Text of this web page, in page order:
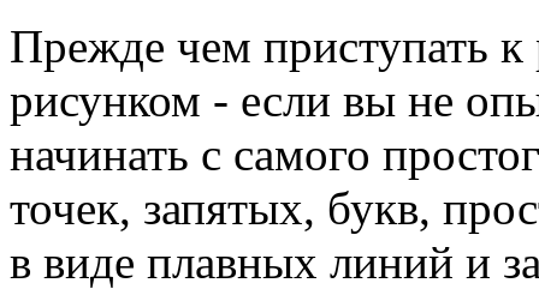
Прежде чем приступать к
рисунком - если вы не
начинать с самого
точек, запятых, букв,
в виде плавных линий и